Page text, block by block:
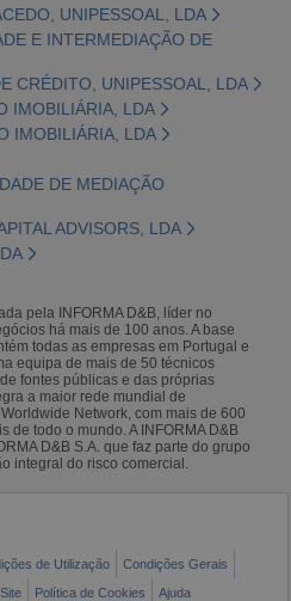
UNIPESSOAL, LDA
E INTERMEDIAÇÃO DE
CRÉDITO, UNIPESSOAL, LDA
IMOBILIÁRIA, LDA
IMOBILIÁRIA, LDA
DE MEDIAÇÃO
ADVISORS, LDA
pela INFORMA D&B, líder no
há mais de 100 anos. A base
todas as empresas em Portugal e
equipa de mais de 50 técnicos
fontes públicas e das próprias
a maior rede mundial de
Network, com mais de 600
de todo o mundo. A INFORMA D&B
D&B S.A. que faz parte do grupo
integral do risco comercial.
de Utilização
Condições Gerais
Política de Cookies Ajuda